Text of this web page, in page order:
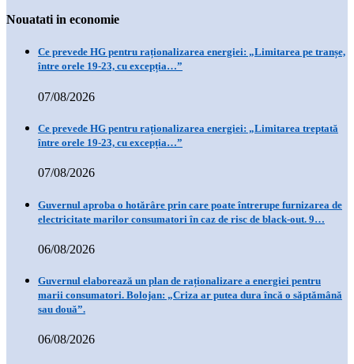
Nouatati in economie
Ce prevede HG pentru raționalizarea energiei: „Limitarea pe tranșe,
între orele 19-23, cu excepția…”
07/08/2026
Ce prevede HG pentru raționalizarea energiei: „Limitarea treptată
între orele 19-23, cu excepția…”
07/08/2026
Guvernul aproba o hotărâre prin care poate întrerupe furnizarea de
electricitate marilor consumatori în caz de risc de black-out. 9…
06/08/2026
Guvernul elaborează un plan de raționalizare a energiei pentru
marii consumatori. Bolojan: „Criza ar putea dura încă o săptămână
sau două”.
06/08/2026